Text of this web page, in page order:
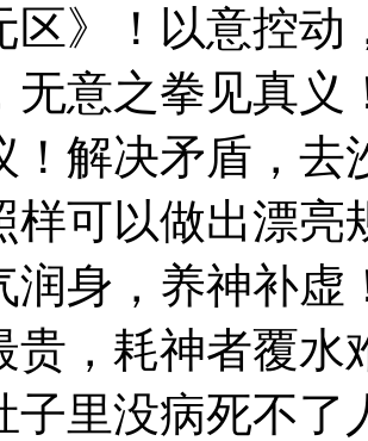
区》！以意控
无意之拳见真义
！解决矛盾，去
样可以做出漂
润身，养神补虚
贵，耗神者覆水
子里没病死不